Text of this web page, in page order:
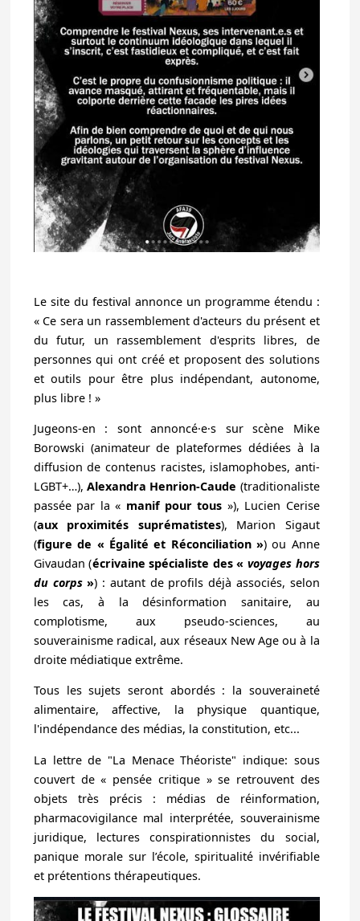
Le site du festival annonce un programme étendu :
« Ce sera un rassemblement d'acteurs du présent et
du futur, un rassemblement d'esprits libres, de
personnes qui ont créé et proposent des solutions
et outils pour être plus indépendant, autonome,
plus libre ! »
Jugeons-en : sont annoncé·e·s sur scène Mike
Borowski (animateur de plateformes dédiées à la
diffusion de contenus racistes, islamophobes, anti-
LGBT+…),Alexandra Henrion-Caude (traditionaliste
passée par la « manif pour tous »), Lucien Cerise
(aux proximités suprématistes), Marion Sigaut
(figure de « Égalité et Réconciliation ») ou Anne
Givaudan (écrivaine spécialiste des «voyages hors
du corps») : autant de profils déjà associés, selon
les cas, à la désinformation sanitaire, au
complotisme, aux pseudo-sciences, au
souverainisme radical, aux réseaux New Age ou à la
droite médiatique extrême.
Tous les sujets seront abordés : la souveraineté
alimentaire, affective, la physique quantique,
l'indépendance des médias, la constitution, etc...
La lettre de "La Menace Théoriste" indique: sous
couvert de « pensée critique » se retrouvent des
objets très précis : médias de réinformation,
pharmacovigilance mal interprétée, souverainisme
juridique, lectures conspirationnistes du social,
panique morale sur l’école, spiritualité invérifiable
et prétentions thérapeutiques.